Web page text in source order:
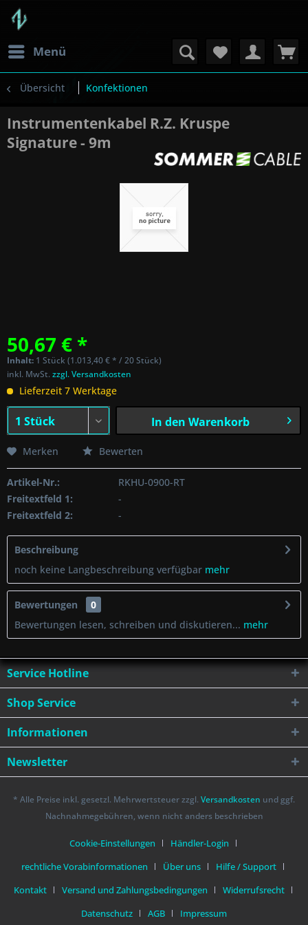
Menü
Übersicht Konfektionen
Instrumentenkabel R.Z. Kruspe
Signature - 9m
50,67 € *
Inhalt: 1 Stück (1.013,40 € * / 20 Stück)
inkl. MwSt.zzgl. Versandkosten
Lieferzeit 7 Werktage
In den Warenkorb
Merken Bewerten
Artikel-Nr.:
RKHU-0900-RT
Freitextfeld 1:
-
Freitextfeld 2:
-
Beschreibung
noch keine Langbeschreibung verfügbar mehr
Bewertungen
0
Bewertungen lesen, schreiben und diskutieren... mehr
Service Hotline
Shop Service
Informationen
Newsletter
* Alle Preise inkl. gesetzl. Mehrwertsteuer zzgl. Versandkosten und ggf.
Nachnahmegebühren, wenn nicht anders beschrieben
Cookie-Einstellungen
Händler-Login
rechtliche Vorabinformationen
Über uns
Hilfe / Support
Kontakt
Versand und Zahlungsbedingungen
Widerrufsrecht
Datenschutz
AGB Impressum